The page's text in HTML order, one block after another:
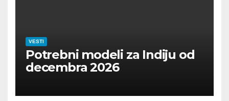
VESTI
Potrebni modeli za Indiju od
decembra 2026